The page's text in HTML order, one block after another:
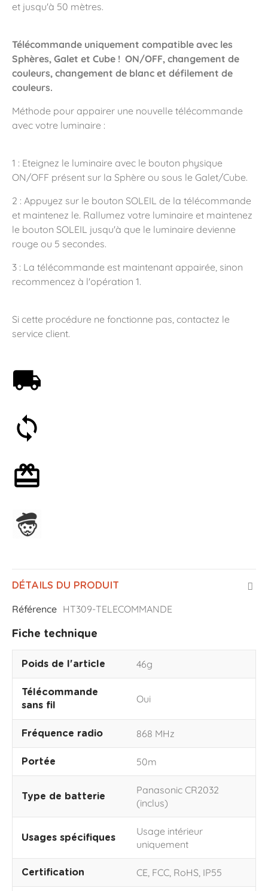
et jusqu'à 50 mètres.
Télécommande uniquement compatible avec les
Sphères, Galet et Cube ! ON/OFF, changement de
couleurs, changement de blanc et défilement de
couleurs.
Méthode pour appairer une nouvelle télécommande
avec votre luminaire :
1 : Eteignez le luminaire avec le bouton physique
ON/OFF présent sur la Sphère ou sous le Galet/Cube.
2 : Appuyez sur le bouton SOLEIL de la télécommande
et maintenez le. Rallumez votre luminaire et maintenez
le bouton SOLEIL jusqu'à que le luminaire devienne
rouge ou 5 secondes.
3 : La télécommande est maintenant appairée, sinon
recommencez à l'opération 1.
Si cette procédure ne fonctionne pas, contactez le
service client.
DÉTAILS DU PRODUIT
Référence HT309-TELECOMMANDE
Fiche technique
Poids de l'article 46g
Télécommande
sans fil
Oui
Fréquence radio 868 MHz
Portée 50m
Type de batterie
Panasonic CR2032
(inclus)
Usages spécifiques
Usage intérieur
uniquement
Certification CE, FCC, RoHS, IP55